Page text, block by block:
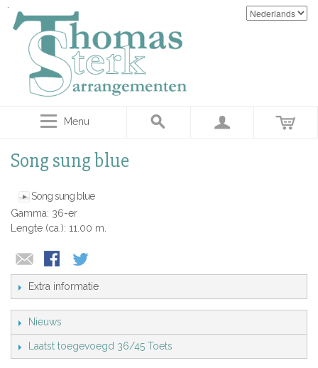
Menu
Song sung blue
Song sung blue
Gamma: 36-er
Lengte (ca.): 11.00 m.
Extra informatie
Nieuws
Laatst toegevoegd 36/45 Toets